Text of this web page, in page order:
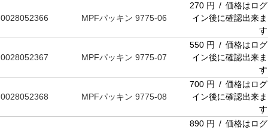
0028052366 MPFパッキン 9775-06
270 円 / 価格はログ
イン後に確認出来ま
す
0028052367 MPFパッキン 9775-07
550 円 / 価格はログ
イン後に確認出来ま
す
0028052368 MPFパッキン 9775-08
700 円 / 価格はログ
イン後に確認出来ま
す
890 円 / 価格はログ